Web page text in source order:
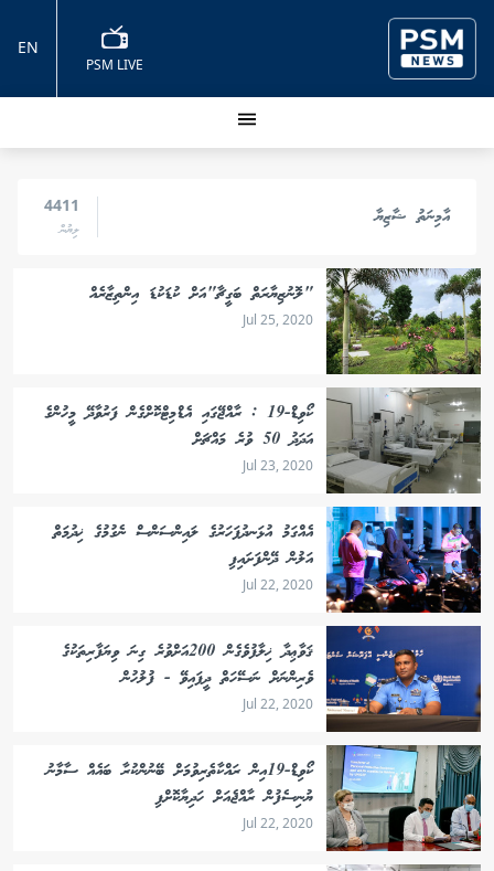
PSM LIVE
EN
އާމިނަތު ޝާޒިޔާ 4411
ލިޔުން
"ލޮނުޒިޔާރަތް ބަގީޗާ"އަށް ކުޑަކުޑަ އިންތިޒާރެއް
Jul 25, 2020
ކޯވިޑް-19 : ރާއްޖޭގައި އެޑްމިޓްކޮށްގެން ފަރުވާދޭ މީހުންގެ
އަދަދު 50 ވުރެ މައްޗަށް
Jul 23, 2020
އެއްގަމު އުޅަނދުފަހަރުގެ ލައިންސަންސް ނެގުމުގެ ޚިދުމަތް
އަލުން ދޭންފަށައިފި
Jul 22, 2020
ޤަވާޢިދާ ޚިލާފުވެގެން 200އަށްވުރެ ގިނަ ވިޔަފާރިތަކުގެ
ވެރިންނަށް ނަސޭހަތް ދީފައިވޭ - ފުލުހުން
Jul 22, 2020
ކޯވިޑް-19އިން ރައްކާތެރިވުމަށް ބޭނުންކުރާ ބައެއް ސާމާނު
ޔުނިސެފުން ރާއްޖެއަށް ހަދިޔާކޮށްފި
Jul 22, 2020